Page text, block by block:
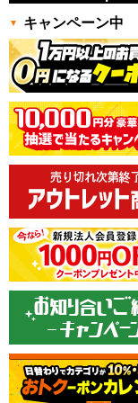
キャンペーン中